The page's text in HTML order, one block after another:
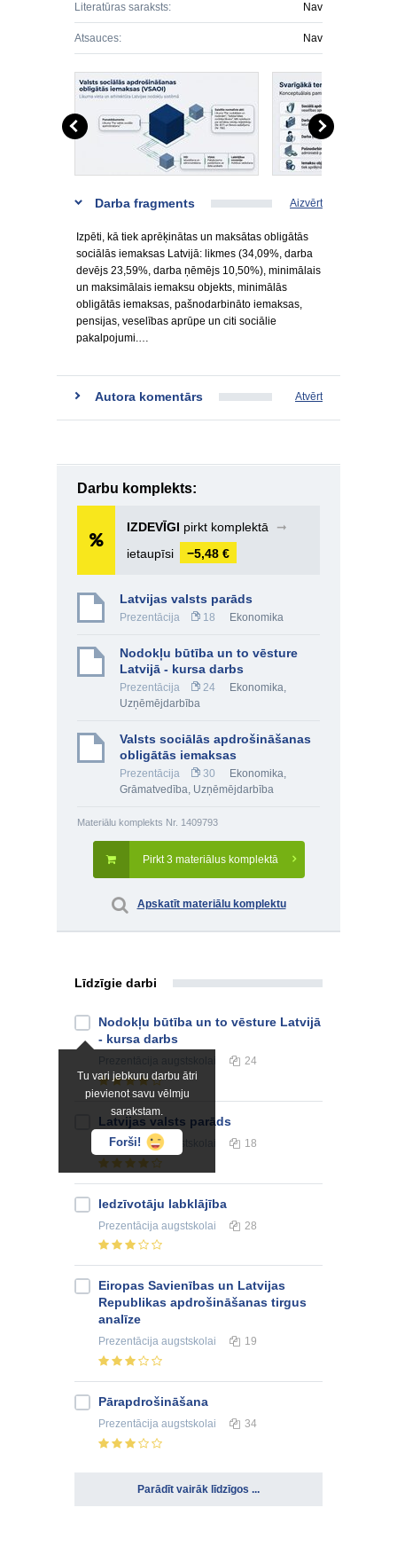
Literatūras saraksts: Nav
Atsauces: Nav
Darba fragments Aizvērt
Izpēti, kā tiek aprēķinātas un maksātas obligātās
sociālās iemaksas Latvijā: likmes (34,09%, darba
devējs 23,59%, darba ņēmējs 10,50%), minimālais
un maksimālais iemaksu objekts, minimālās
obligātās iemaksas, pašnodarbināto iemaksas,
pensijas, veselības aprūpe un citi sociālie
pakalpojumi.…
Autora komentārs Atvērt
Darbu komplekts:
IZDEVĪGI pirkt komplektā
➞
ietaupīsi
−5,48 €
Latvijas valsts parāds
Prezentācija 18 Ekonomika
Nodokļu būtība un to vēsture
Latvijā - kursa darbs
Prezentācija 24 Ekonomika,
Uzņēmējdarbība
Valsts sociālās apdrošināšanas
obligātās iemaksas
Prezentācija 30 Ekonomika,
Grāmatvedība, Uzņēmējdarbība
Materiālu komplekts Nr. 1409793
Pirkt 3 materiālus komplektā
Apskatīt materiālu komplektu
Līdzīgie darbi
Tu vari jebkuru darbu ātri
pievienot savu vēlmju
sarakstam.
Forši!
Nodokļu būtība un to vēsture Latvijā
- kursa darbs
24
Latvijas valsts parāds
Prezentācijaaugstskolai 18
Iedzīvotāju labklājība
Prezentācija augstskolai 28
Eiropas Savienības un Latvijas
Republikas apdrošināšanas tirgus
analīze
Prezentācija augstskolai 19
Pārapdrošināšana
Prezentācija augstskolai 34
Parādīt vairāk līdzīgos ...